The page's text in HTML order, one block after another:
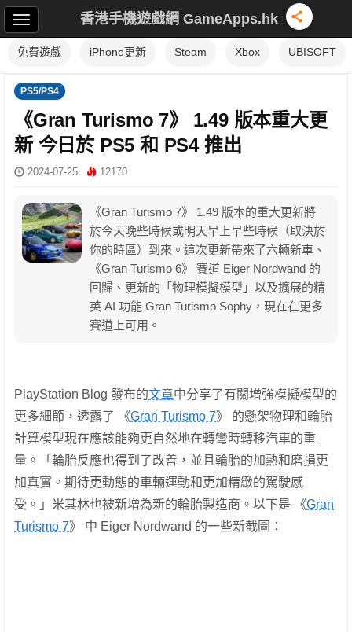
香港手機遊戲網 GameApps.hk
免費遊戲 iPhone更新 Steam Xbox UBISOFT
PS5/PS4
《Gran Turismo 7》 1.49 版本重大更
新 今日於 PS5 和 PS4 推出
2024-07-25 12170
《Gran Turismo 7》 1.49 版本的重大更新將
於今天晚些時候或明天早上早些時候（取決於
你的時區）到來。這次更新帶來了六輛新車、
《Gran Turismo 6》 賽道 Eiger Nordwand 的
回歸、更新的「物理模擬模型」以及擴展的精
英 AI 功能 Gran Turismo Sophy，現在在更多
賽道上可用。
PlayStation Blog 發布的文章中分享了有關增強模擬模型的
更多細節，透露了 《Gran Turismo 7》 的懸架物理和輪胎
計算模型現在應該能夠更自然地在轉彎時轉移汽車的重
量。「輪胎反應也得到了改善，並且輪胎的加熱和磨損更
加真實。期待更動態的車輛運動和更加精緻的駕駛感
受。」米其林也被新增為新的輪胎製造商。以下是 《Gran
Turismo 7》 中 Eiger Nordwand 的一些新截圖：